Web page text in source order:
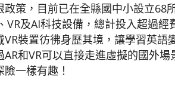
策，目前已在全縣國中小設立68
VR及AI科技設備，總計投入超過
裝置彷彿身歷其境，讓學習英語
和VR可以直接走進虛擬的國外
一樣有趣！